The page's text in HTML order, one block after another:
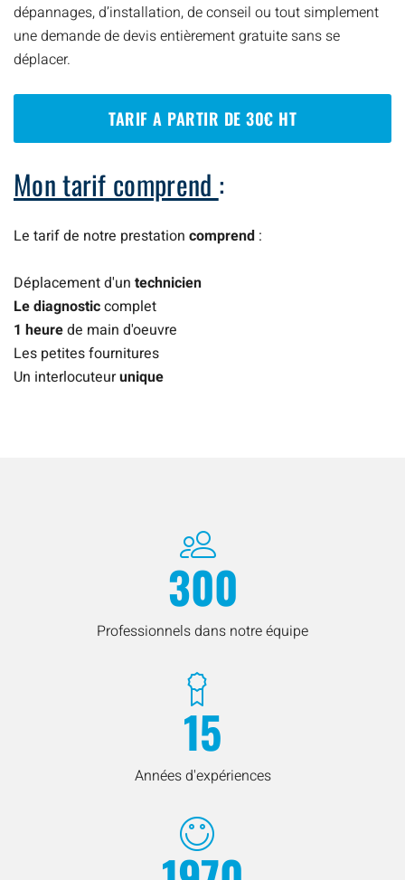
dépannages, d’installation, de conseil ou tout simplement
une demande de devis entièrement gratuite sans se
déplacer.
TARIF A PARTIR DE 30€ HT
Mon tarif comprend :
Le tarif de notre prestation comprend :
Déplacement d'un technicien
Le diagnosticcomplet
1 heurede main d'oeuvre
Les petites fournitures
Un interlocuteurunique
300
Professionnels dans notre équipe
15
Années d'expériences